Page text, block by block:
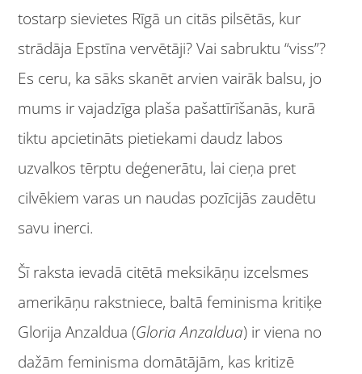
tostarp sievietes Rīgā un citās pilsētās, kur
strādāja Epstīna vervētāji? Vai sabruktu “viss”?
Es ceru, ka sāks skanēt arvien vairāk balsu, jo
mums ir vajadzīga plaša pašattīrīšanās, kurā
tiktu apcietināts pietiekami daudz labos
uzvalkos tērptu deģenerātu, lai cieņa pret
cilvēkiem varas un naudas pozīcijās zaudētu
savu inerci.
Šī raksta ievadā citētā meksikāņu izcelsmes
amerikāņu rakstniece, baltā feminisma kritiķe
Glorija Anzaldua (Gloria Anzaldua) ir viena no
dažām feminisma domātājām, kas kritizē